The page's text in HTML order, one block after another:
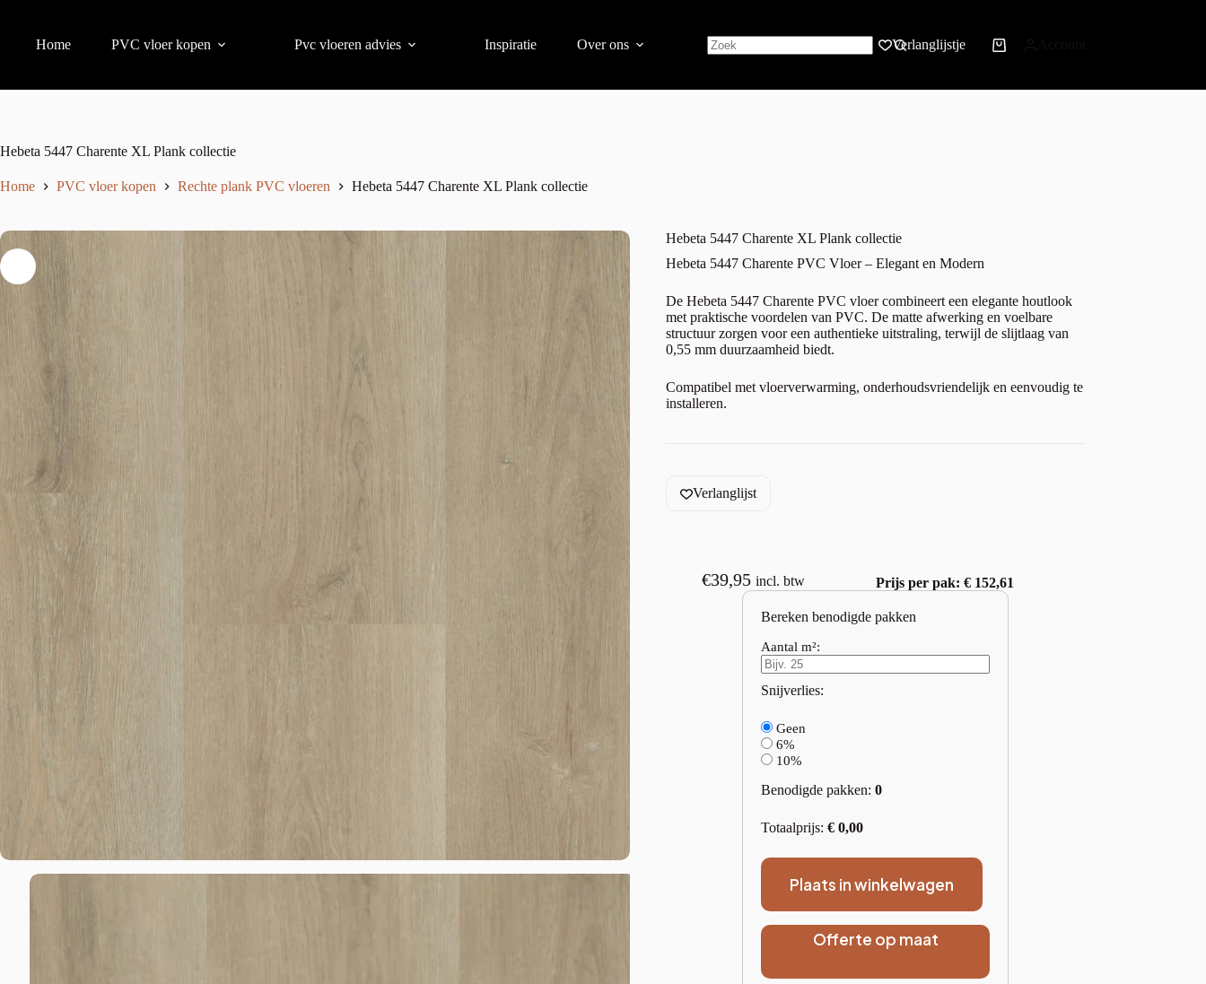
Home PVC vloer kopen Pvc vloeren advies Inspiratie Over ons Verlanglijstje
Hebeta 5447 Charente XL Plank collectie
Home PVC vloer kopen Rechte plank PVC vloeren Hebeta 5447 Charente XL Plank collectie
Hebeta 5447 Charente XL Plank collectie
Hebeta 5447 Charente PVC Vloer – Elegant en Modern
De Hebeta 5447 Charente PVC vloer combineert een elegante houtlook
met praktische voordelen van PVC. De matte afwerking en voelbare
structuur zorgen voor een authentieke uitstraling, terwijl de slijtlaag van
0,55 mm duurzaamheid biedt.
Compatibel met vloerverwarming, onderhoudsvriendelijk en eenvoudig te
installeren.
Verlanglijst
€39,95 incl. btw Prijs per pak: € 152,61
Bereken benodigde pakken
Aantal m²:
Snijverlies:
Geen
6%
10%
Benodigde pakken:0
Totaalprijs:€0,00
Plaats in winkelwagen
Offerte op maat